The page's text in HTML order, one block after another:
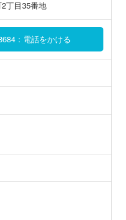
丁目35番地
：電話をかける